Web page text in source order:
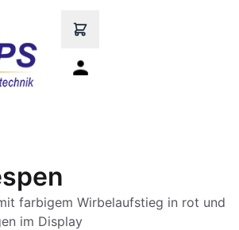
farbigem Wirbelaufstieg in rot und
im Display